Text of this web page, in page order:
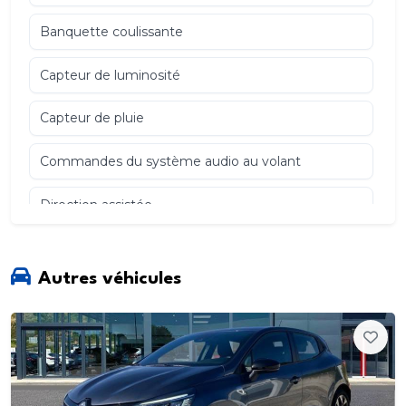
Banquette coulissante
Capteur de luminosité
Capteur de pluie
Commandes du système audio au volant
Direction assistée
Kit anti-crevaison
Peinture métal
Autres véhicules